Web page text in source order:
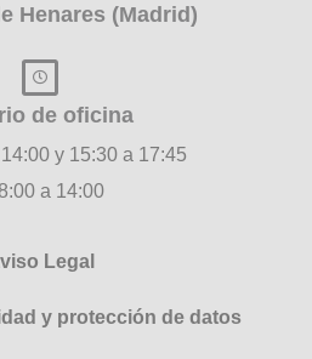
Henares (Madrid)
de oficina
y 15:30 a 17:45
a 14:00
Legal
y protección de datos